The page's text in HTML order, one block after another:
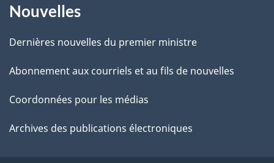
i
l
s
d
e
propos
de
ce
site
Nouvelles
Dernières nouvelles du premier ministre
Abonnement aux courriels et au fils de nouvelles
Coordonnées pour les médias
Archives des publications électroniques